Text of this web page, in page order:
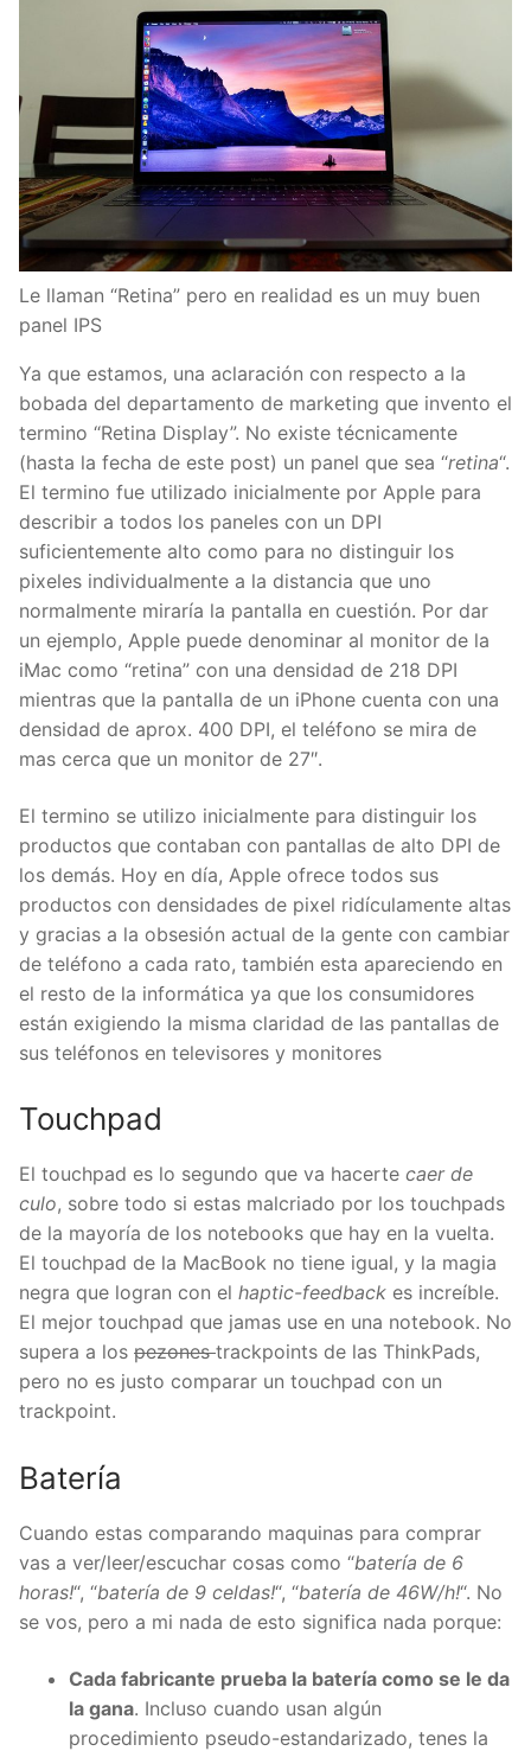
Le llaman “Retina” pero en realidad es un muy buen
panel IPS
Ya que estamos, una aclaración con respecto a la
bobada del departamento de marketing que invento el
termino “Retina Display”. No existe técnicamente
(hasta la fecha de este post) un panel que sea “retina“.
El termino fue utilizado inicialmente por Apple para
describir a todos los paneles con un DPI
suficientemente alto como para no distinguir los
pixeles individualmente a la distancia que uno
normalmente miraría la pantalla en cuestión. Por dar
un ejemplo, Apple puede denominar al monitor de la
iMac como “retina” con una densidad de 218 DPI
mientras que la pantalla de un iPhone cuenta con una
densidad de aprox. 400 DPI, el teléfono se mira de
mas cerca que un monitor de 27″.
El termino se utilizo inicialmente para distinguir los
productos que contaban con pantallas de alto DPI de
los demás. Hoy en día, Apple ofrece todos sus
productos con densidades de pixel ridículamente altas
y gracias a la obsesión actual de la gente con cambiar
de teléfono a cada rato, también esta apareciendo en
el resto de la informática ya que los consumidores
están exigiendo la misma claridad de las pantallas de
sus teléfonos en televisores y monitores
Touchpad
El touchpad es lo segundo que va hacerte caer de
culo, sobre todo si estas malcriado por los touchpads
de la mayoría de los notebooks que hay en la vuelta.
El touchpad de la MacBook no tiene igual, y la magia
negra que logran con el haptic-feedback es increíble.
El mejor touchpad que jamas use en una notebook. No
supera a los pezonestrackpoints de las ThinkPads,
pero no es justo comparar un touchpad con un
trackpoint.
Batería
Cuando estas comparando maquinas para comprar
vas a ver/leer/escuchar cosas como “batería de 6
horas!“, “batería de 9 celdas!“, “batería de 46W/h!“. No
se vos, pero a mi nada de esto significa nada porque:
Cada fabricante prueba la batería como se le da
la gana. Incluso cuando usan algún
procedimiento pseudo-estandarizado, tenes la